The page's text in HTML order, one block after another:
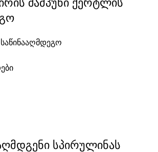
შამპუნი ქერტლის
სპირულინას